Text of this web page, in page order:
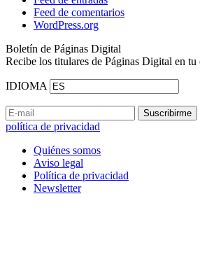
Feed de comentarios
WordPress.org
Boletín de Páginas Digital
Recibe los titulares de Páginas Digital en
IDIOMA
política de privacidad
Quiénes somos
Aviso legal
Política de privacidad
Newsletter